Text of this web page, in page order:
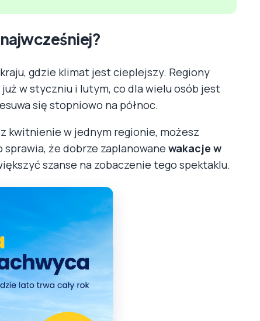
gdzie klimat jest cieplejszy. Regiony
w styczniu i lutym, co dla wielu osób jest
się stopniowo na północ.
kwitnienie w jednym regionie, możesz
sprawia, że dobrze zaplanowane wakacje w
szanse na zobaczenie tego spektaklu.